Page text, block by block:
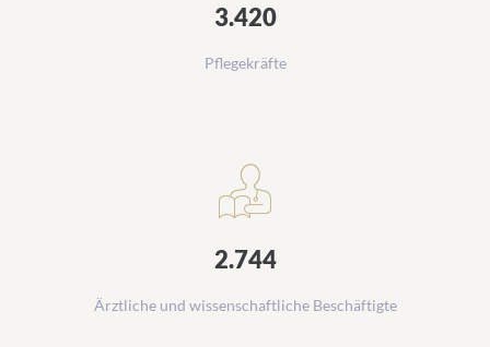
3.420
Pflegekräfte
2.744
Ärztliche und wissenschaftliche Beschäftigte